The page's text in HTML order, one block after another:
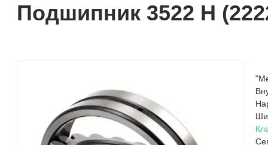
Подшипник 3522 Н